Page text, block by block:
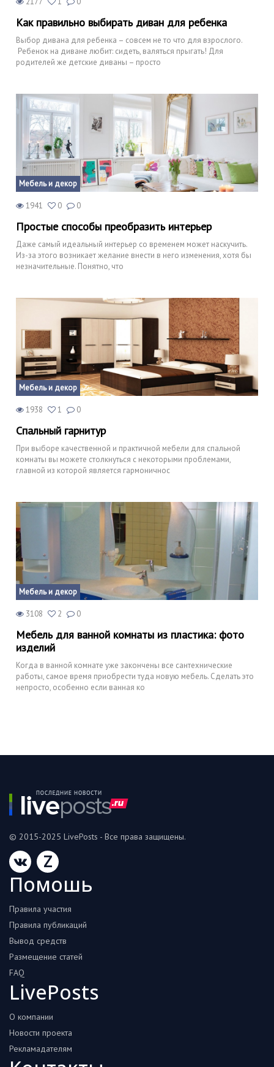
Как правильно выбирать диван для ребенка
Выбор дивана для ребенка – совсем не то что для взрослого.
Ребенок на диване любит: сидеть, валяться прыгать! Для
родителей же детские диваны – просто
Мебель и декор
1941 0 0
Простые способы преобразить интерьер
Даже самый идеальный интерьер со временем может наскучить.
Из-за этого возникает желание внести в него изменения, хотя бы
незначительные. Понятно, что
Мебель и декор
1938 1 0
Спальный гарнитур
При выборе качественной и практичной мебели для спальной
комнаты вы можете столкнуться с некоторыми проблемами,
главной из которой является гармоничнос
Мебель и декор
3108 2 0
Мебель для ванной комнаты из пластика: фото
изделий
Когда в ванной комнате уже закончены все сантехнические
работы, самое время приобрести туда новую мебель. Сделать это
непросто, особенно если ванная ко
© 2015-2025 LivePosts - Все права защищены.
Z
Помошь
Правила участия
Правила публикаций
Вывод средств
Размещение статей
FAQ
LivePosts
О компании
Новости проекта
Рекламадателям